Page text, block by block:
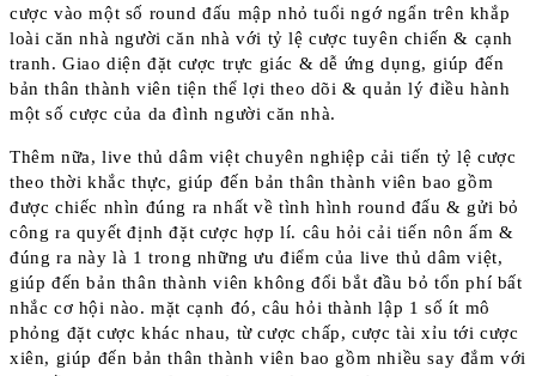
cược vào một số round đấu mập nhỏ tuổi ngớ ngẩn trên khắp
loài căn nhà người căn nhà với tỷ lệ cược tuyên chiến & cạnh
tranh. Giao diện đặt cược trực giác & dễ ứng dụng, giúp đến
bản thân thành viên tiện thể lợi theo dõi & quản lý điều hành
một số cược của da đình người căn nhà.
Thêm nữa, live thủ dâm việt chuyên nghiệp cải tiến tỷ lệ cược
theo thời khắc thực, giúp đến bản thân thành viên bao gồm
được chiếc nhìn đúng ra nhất về tình hình round đấu & gửi bỏ
công ra quyết định đặt cược hợp lí. câu hỏi cải tiến nôn ấm &
đúng ra này là 1 trong những ưu điểm của live thủ dâm việt,
giúp đến bản thân thành viên không đổi bắt đầu bỏ tổn phí bất
nhắc cơ hội nào. mặt cạnh đó, câu hỏi thành lập 1 số ít mô
phỏng đặt cược khác nhau, từ cược chấp, cược tài xỉu tới cược
xiên, giúp đến bản thân thành viên bao gồm nhiều say đắm với